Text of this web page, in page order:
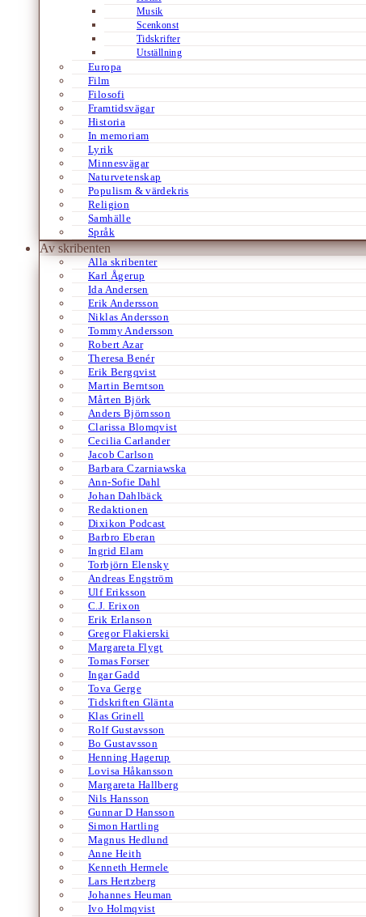
Musik
Scenkonst
Tidskrifter
Utställning
Europa
Film
Filosofi
Framtidsvägar
Historia
In memoriam
Lyrik
Minnesvägar
Naturvetenskap
Populism & värdekris
Religion
Samhälle
Språk
Av skribenten
Alla skribenter
Karl Ågerup
Ida Andersen
Erik Andersson
Niklas Andersson
Tommy Andersson
Robert Azar
Theresa Benér
Erik Bergqvist
Martin Berntson
Mårten Björk
Anders Björnsson
Clarissa Blomqvist
Cecilia Carlander
Jacob Carlson
Barbara Czarniawska
Ann-Sofie Dahl
Johan Dahlbäck
Redaktionen
Dixikon Podcast
Barbro Eberan
Ingrid Elam
Torbjörn Elensky
Andreas Engström
Ulf Eriksson
C.J. Erixon
Erik Erlanson
Gregor Flakierski
Margareta Flygt
Tomas Forser
Ingar Gadd
Tova Gerge
Tidskriften Glänta
Klas Grinell
Rolf Gustavsson
Bo Gustavsson
Henning Hagerup
Lovisa Håkansson
Margareta Hallberg
Nils Hansson
Gunnar D Hansson
Simon Hartling
Magnus Hedlund
Anne Heith
Kenneth Hermele
Lars Hertzberg
Johannes Heuman
Ivo Holmqvist